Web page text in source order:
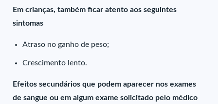
Em crianças, também ficar atento aos seguintes
sintomas
Atraso no ganho de peso;
Crescimento lento.
Efeitos secundários que podem aparecer nos exames
de sangue ou em algum exame solicitado pelo médico